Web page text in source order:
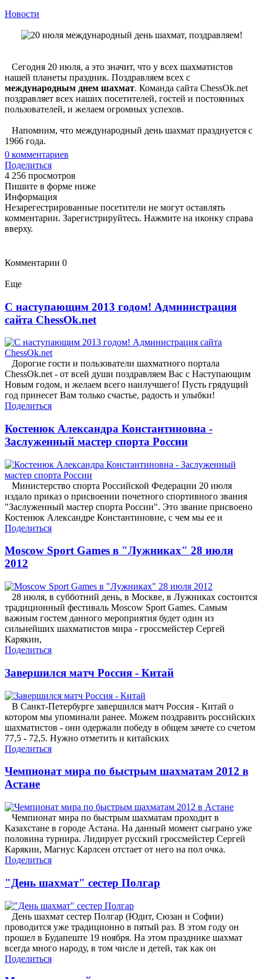
Новости
Сегодня 20 июля, а это значит, что у всех шахматистов
нашей планеты праздник. Поздравляем всех с
международным днем шахмат. Команда сайта ChessOk.net
поздравляет всех наших посетителей, гостей и постоянных
пользователей, и желаем огромных успехов.
Напомним, что международный день шахмат празднуется с
1966 года.
0 комментариев
Поделиться
4 256 просмотров
Пишите в форме ниже
Информация
Незарегестрированные посетители не могут оставлять
комментарии. Зарегистрируйтесь. Нажмите на иконку справа
вверху.
Комментарии 0
Еще
С наступающим 2013 годом! Администрация
сайта ChessOk.net
Дорогие гости и пользователи шахматного портала
ChessOk.net - от всей души поздравляем Вас с Наступающим
Новым годом, и желаем всего наилучшего! Пусть грядущий
год принесет Вам только счастье, радость и улыбки!
Поделиться
Костенюк Александра Константиновна -
Заслуженный мастер спорта России
Министерство спорта Российской Федерации 20 июля
издало приказ о присвоении почетного спортивного звания
"Заслуженный мастер спорта России". Это звание присвоено
Костенюк Александре Константиновне, с чем мы ее и
Поделиться
Moscow Sport Games в "Лужниках" 28 июля
2012
28 июля, в субботний день, в Москве, в Лужниках состоится
традиционный фестиваль Moscow Sport Games. Самым
важным гостем данного мероприятия будет один из
сильнейших шахматистов мира - гроссмейстер Сергей
Карякин,
Поделиться
Завершился матч Россия - Китай
В Санкт-Петербурге завершился матч Россия - Китай о
котором мы упоминали ранее. Можем поздравить российских
шахматистов - они одержали победу в общем зачете со счетом
77,5 - 72,5. Нужно отметить и китайских
Поделиться
Чемпионат мира по быстрым шахматам 2012 в
Астане
Чемпионат мира по быстрым шахматам проходит в
Казахстане в городе Астана. На данный момент сыграно уже
половина турнира. Лидирует русский гроссмейстер Сергей
Карякин, Магнус Карлсен отстает от него на пол очка.
Поделиться
"День шахмат" сестер Полгар
День шахмат сестер Полгар (Юдит, Сюзан и Софии)
проводится уже традиционно в пятый раз. В этом году он
прошел в Будапеште 19 ноября. На этом празднике шахмат
всегда много народу, в том числе и детей, так как он
Поделиться